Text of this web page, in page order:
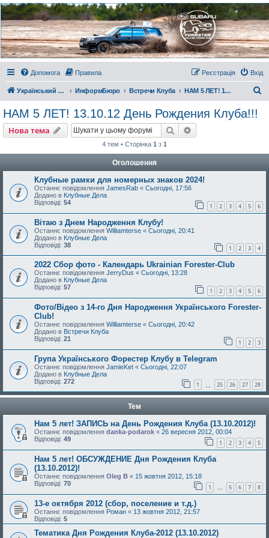
Украинский Форестер
Клуб
Всеукраинский клуб владельцев Subaru Forester. Клубные покатушки на природе и
еженедельные встречи, скидки от партнеров и просто много общения с друзьями.
Присоединяйтесь. Think. Feel. Drive.
Допомога
Правила Вхід
Реєстрація
Український Форестер Клуб ИнформБюро Встречи Клуба НАМ 5 ЛЕТ! 13.10.12 День Рождения Клуба!!!
НАМ 5 ЛЕТ! 13.10.12 День Рождения Клуба!!!
Нова тема Пошук
4 тем • Сторінка 1 з 1
Оголошення
Клубные рамки для номерных знаков 2024!
Останнє повідомлення JamesRab « Сьогодні, 17:56
Додано в Клубные Дела
Відповіді: 54 1 2 3 4 5 6
Вітаю з Днем Народження Клубу!
Останнє повідомлення Williamterse « Сьогодні, 20:41
Додано в Клубные Дела
Відповіді: 38 1 2 3 4
2022 Сбор фото - Календарь Ukrainian Forester-Club
Останнє повідомлення JerryDus « Сьогодні, 13:28
Додано в Клубные Дела
Відповіді: 57 1 2 3 4 5 6
Фото/Відео з 14-го Дня Народження Українського Forester-
Club!
Останнє повідомлення Williamterse « Сьогодні, 20:42
Додано в Встречи Клуба
Відповіді: 21 1 2 3
Група Українського Форестер Клубу в Telegram
Останнє повідомлення JamieKet « Сьогодні, 22:07
Додано в Клубные Дела
Відповіді: 272 1 25 26 27 28
Тем
Нам 5 лет! ЗАПИСЬ на День Рождения Клуба (13.10.2012)!
Останнє повідомлення danka-podarok « 26 вересня 2012, 00:04
Відповіді: 49 1 2 3 4 5
Нам 5 лет! ОБСУЖДЕНИЕ Дня Рождения Клуба
(13.10.2012)!
Останнє повідомлення Oleg B « 15 жовтня 2012, 15:18
Відповіді: 70 1 … 5 6 7 8
13-е октября 2012 (сбор, поселение и т.д.)
Останнє повідомлення Роман « 13 жовтня 2012, 21:57
Відповіді: 5
Тематика Дня Рождения Клуба-2012 (13.10.2012)